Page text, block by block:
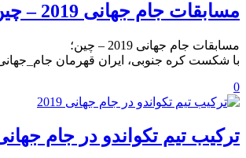
مسابقات جام جهانی 2019 – چین
مسابقات جام جهانی 2019 – چین؛
با شکست کره جنوبی، ایران قهرمان
0
ترکیب تیم تکواندو در جام جهانی